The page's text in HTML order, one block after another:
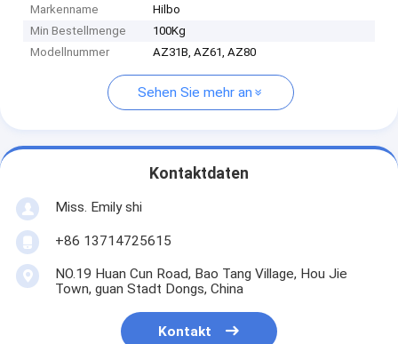
Markenname
Hilbo
Min Bestellmenge
100Kg
Modellnummer
AZ31B, AZ61, AZ80
Sehen Sie mehr an
Kontaktdaten
Miss. Emily shi
+86 13714725615
NO.19 Huan Cun Road, Bao Tang Village, Hou Jie
Town, guan Stadt Dongs, China
Kontakt